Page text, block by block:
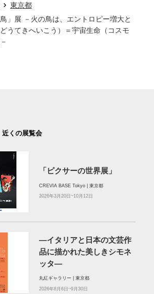
東京都
」展 －火の鳥は、エントロピー増大と
うてきへいこう）＝宇宙生命（コスモ
近くの展覧会
「ピクサーの世界展」
CREVIA BASE Tokyo | 東京都
2026年3月20日~10月12日
—イタリアと日本の文芸作
品に描かれた美しきシモネ
ッタ—
丸紅ギャラリー | 東京都
2026年8月6日~9月30日